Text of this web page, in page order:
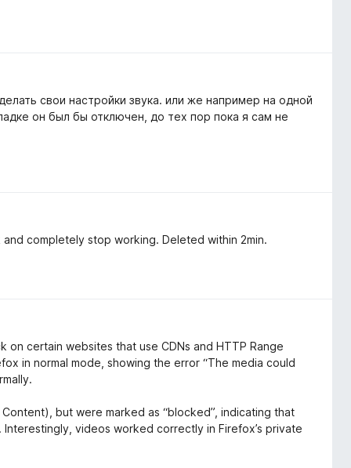
свои настройки звука. или же например на одной
он был бы отключен, до тех пор пока я сам не
completely stop working. Deleted within 2min.
certain websites that use CDNs and HTTP Range
in normal mode, showing the error “The media could
but were marked as “blocked”, indicating that
videos worked correctly in Firefox’s private